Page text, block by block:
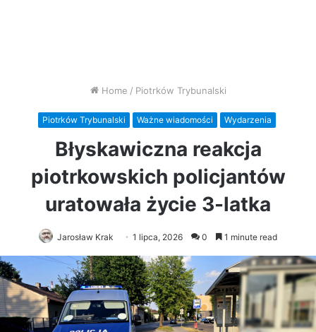
Home / Piotrków Trybunalski
Piotrków Trybunalski Ważne wiadomości Wydarzenia
Błyskawiczna reakcja
piotrkowskich policjantów
uratowała życie 3-latka
Jarosław Krak 1 lipca, 2026 0 1 minute read